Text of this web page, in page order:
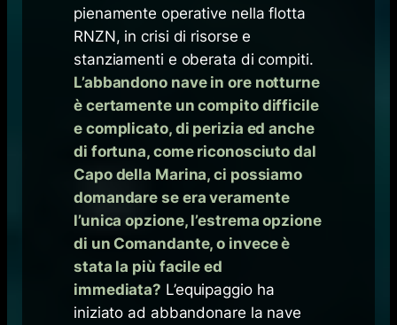
pienamente operative nella flotta
RNZN, in crisi di risorse e
stanziamenti e oberata di compiti.
L’abbandono nave in ore notturne
è certamente un compito difficile
e complicato, di perizia ed anche
di fortuna, come riconosciuto dal
Capo della Marina, ci possiamo
domandare se era veramente
l’unica opzione, l’estrema opzione
di un Comandante, o invece è
stata la più facile ed
immediata? L’equipaggio ha
iniziato ad abbandonare la nave